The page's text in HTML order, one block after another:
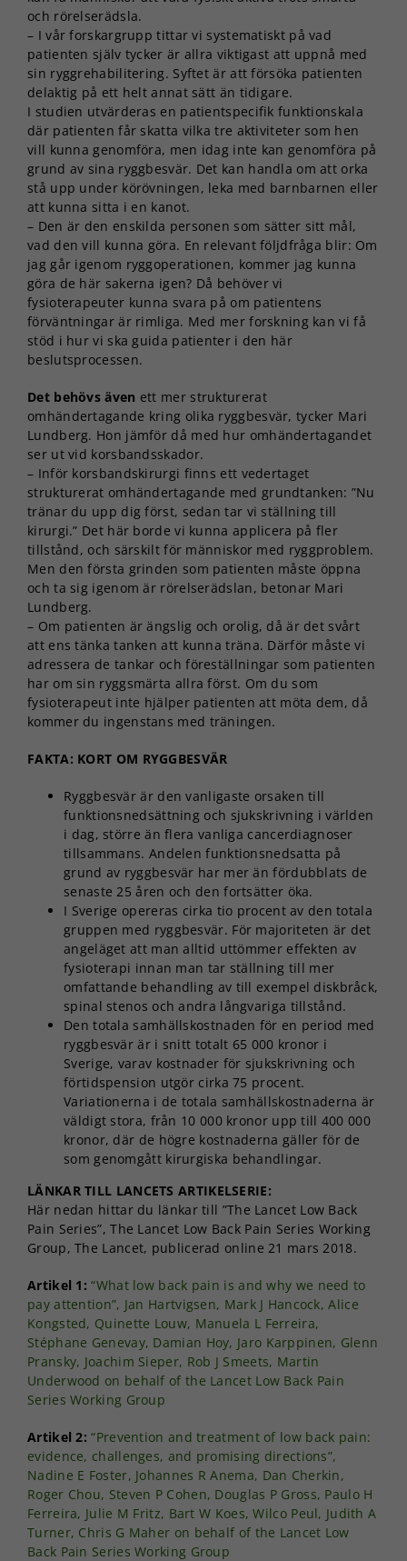
och rörelserädsla.
– I vår forskargrupp tittar vi systematiskt på vad
patienten själv tycker är allra viktigast att uppnå med
sin ryggrehabilitering. Syftet är att försöka patienten
delaktig på ett helt annat sätt än tidigare.
I studien utvärderas en patientspecifik funktionskala
där patienten får skatta vilka tre aktiviteter som hen
vill kunna genomföra, men idag inte kan genomföra på
grund av sina ryggbesvär. Det kan handla om att orka
stå upp under körövningen, leka med barnbarnen eller
att kunna sitta i en kanot.
– Den är den enskilda personen som sätter sitt mål,
vad den vill kunna göra. En relevant följdfråga blir: Om
jag går igenom ryggoperationen, kommer jag kunna
göra de här sakerna igen? Då behöver vi
fysioterapeuter kunna svara på om patientens
förväntningar är rimliga. Med mer forskning kan vi få
stöd i hur vi ska guida patienter i den här
beslutsprocessen.
Det behövs även ett mer strukturerat
omhändertagande kring olika ryggbesvär, tycker Mari
Lundberg. Hon jämför då med hur omhändertagandet
ser ut vid korsbandsskador.
– Inför korsbandskirurgi finns ett vedertaget
strukturerat omhändertagande med grundtanken: ”Nu
tränar du upp dig först, sedan tar vi ställning till
kirurgi.” Det här borde vi kunna applicera på fler
tillstånd, och särskilt för människor med ryggproblem.
Men den första grinden som patienten måste öppna
och ta sig igenom är rörelserädslan, betonar Mari
Lundberg.
– Om patienten är ängslig och orolig, då är det svårt
att ens tänka tanken att kunna träna. Därför måste vi
adressera de tankar och föreställningar som patienten
har om sin ryggsmärta allra först. Om du som
fysioterapeut inte hjälper patienten att möta dem, då
kommer du ingenstans med träningen.
FAKTA: KORT OM RYGGBESVÄR
Ryggbesvär är den vanligaste orsaken till
funktionsnedsättning och sjukskrivning i världen
i dag, större än flera vanliga cancerdiagnoser
tillsammans. Andelen funktionsnedsatta på
grund av ryggbesvär har mer än fördubblats de
senaste 25 åren och den fortsätter öka.
I Sverige opereras cirka tio procent av den totala
gruppen med ryggbesvär. För majoriteten är det
angeläget att man alltid uttömmer effekten av
fysioterapi innan man tar ställning till mer
omfattande behandling av till exempel diskbråck,
spinal stenos och andra långvariga tillstånd.
Den totala samhällskostnaden för en period med
ryggbesvär är i snitt totalt 65 000 kronor i
Sverige, varav kostnader för sjukskrivning och
förtidspension utgör cirka 75 procent.
Variationerna i de totala samhällskostnaderna är
väldigt stora, från 10 000 kronor upp till 400 000
kronor, där de högre kostnaderna gäller för de
som genomgått kirurgiska behandlingar.
LÄNKAR TILL LANCETS ARTIKELSERIE:
Här nedan hittar du länkar till ”The Lancet Low Back
Pain Series”, The Lancet Low Back Pain Series Working
Group, The Lancet, publicerad online 21 mars 2018.
Artikel 1: “What low back pain is and why we need to
pay attention”, Jan Hartvigsen, Mark J Hancock, Alice
Kongsted, Quinette Louw, Manuela L Ferreira,
Stéphane Genevay, Damian Hoy, Jaro Karppinen, Glenn
Pransky, Joachim Sieper, Rob J Smeets, Martin
Underwood on behalf of the Lancet Low Back Pain
Series Working Group
Artikel 2: “Prevention and treatment of low back pain:
evidence, challenges, and promising directions”,
Nadine E Foster, Johannes R Anema, Dan Cherkin,
Roger Chou, Steven P Cohen, Douglas P Gross, Paulo H
Ferreira, Julie M Fritz, Bart W Koes, Wilco Peul, Judith A
Turner, Chris G Maher on behalf of the Lancet Low
Back Pain Series Working Group